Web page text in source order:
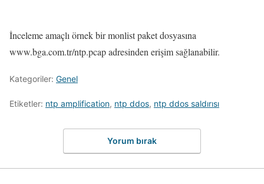
İnceleme amaçlı örnek bir monlist paket dosyasına
www.bga.com.tr/ntp.pcap adresinden erişim sağlanabilir.
Kategoriler: Genel
Etiketler: ntp amplification, ntp ddos, ntp ddos saldırısı
Yorum bırak